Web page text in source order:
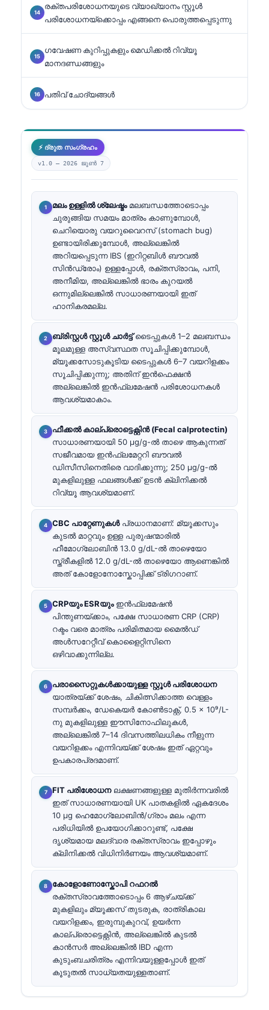
രക്തപരിശോധനയുടെ വ്യാഖ്യാനം സ്റ്റൂൾ
പരിശോധനയ്ക്കൊപ്പം എങ്ങനെ പൊരുത്തപ്പെടുന്നു
ഗവേഷണ കുറിപ്പുകളും മെഡിക്കൽ റിവ്യൂ
മാനദണ്ഡങ്ങളും
പതിവ് ചോദ്യങ്ങൾ
⚡ ദ്രുത സംഗ്രഹം
v1.0 — 2026 ജൂൺ 7
മലം ഉള്ളിൽ ശ്ലേഷ്മംമലബന്ധത്തോടൊപ്പം
ചുരുങ്ങിയ സമയം മാത്രം കാണുമ്പോൾ,
ചെറിയൊരു വയറുവൈറസ് (stomach bug)
ഉണ്ടായിരിക്കുമ്പോൾ, അല്ലെങ്കിൽ
അറിയപ്പെടുന്ന IBS (ഇറിറ്റബിൾ ബൗവൽ
സിൻഡ്രോം) ഉള്ളപ്പോൾ, രക്തസ്രാവം, പനി,
അനീമിയ, അല്ലെങ്കിൽ ഭാരം കുറയൽ
ഒന്നുമില്ലെങ്കിൽ സാധാരണയായി ഇത്
ഹാനികരമല്ല.
ബ്രിസ്റ്റൾ സ്റ്റൂൾ ചാർട്ട്ടൈപ്പുകൾ 1–2 മലബന്ധം
മൂലമുള്ള അസ്വസ്ഥത സൂചിപ്പിക്കുമ്പോൾ,
മ്യൂക്കസോടുകൂടിയ ടൈപ്പുകൾ 6–7 വയറിളക്കം
സൂചിപ്പിക്കുന്നു; അതിന് ഇൻഫെക്ഷൻ
അല്ലെങ്കിൽ ഇൻഫ്ലമേഷൻ പരിശോധനകൾ
ആവശ്യമാകാം.
ഫീക്കൽ കാല്പ്രൊട്ടെക്റ്റിൻ (Fecal calprotectin)
സാധാരണയായി 50 µg/g-ൽ താഴെ ആകുന്നത്
സജീവമായ ഇൻഫ്ലമേറ്ററി ബൗവൽ
ഡിസീസിനെതിരെ വാദിക്കുന്നു; 250 µg/g-ൽ
മുകളിലുള്ള ഫലങ്ങൾക്ക് ഉടൻ ക്ലിനിക്കൽ
റിവ്യൂ ആവശ്യമാണ്.
CBC പാറ്റേണുകൾപ്രധാനമാണ്: മ്യൂക്കസും
കുടൽ മാറ്റവും ഉള്ള പുരുഷന്മാരിൽ
ഹീമോഗ്ലോബിൻ 13.0 g/dL-ൽ താഴെയോ
സ്ത്രീകളിൽ 12.0 g/dL-ൽ താഴെയോ ആണെങ്കിൽ
അത് കോളോനോസ്കോപ്പിക്ക് ട്രിഗറാണ്.
CRPയും ESRയുംഇൻഫ്ലമേഷൻ
പിന്തുണയ്ക്കാം, പക്ഷേ സാധാരണ CRP (CRP)
റക്ടം വരെ മാത്രം പരിമിതമായ മൈൽഡ്
അൾസറേറ്റീവ് കൊളൈറ്റിസിനെ
ഒഴിവാക്കുന്നില്ല.
പരാസൈറ്റുകൾക്കായുള്ള സ്റ്റൂൾ പരിശോധന
യാത്രയ്ക്ക് ശേഷം, ചികിത്സിക്കാത്ത വെള്ളം
സമ്പർക്കം, ഡേകെയർ കോൺടാക്റ്റ്, 0.5 × 10⁹/L-
നു മുകളിലുള്ള ഈസിനോഫിലുകൾ,
അല്ലെങ്കിൽ 7–14 ദിവസത്തിലധികം നീളുന്ന
വയറിളക്കം എന്നിവയ്ക്ക് ശേഷം ഇത് ഏറ്റവും
ഉപകാരപ്രദമാണ്.
FIT പരിശോധനലക്ഷണങ്ങളുള്ള മുതിർന്നവരിൽ
ഇത് സാധാരണയായി UK പാതകളിൽ ഏകദേശം
10 µg ഹെമോഗ്ലോബിൻ/ഗ്രാം മലം എന്ന
പരിധിയിൽ ഉപയോഗിക്കാറുണ്ട്, പക്ഷേ
ദൃശ്യമായ മലദ്വാര രക്തസ്രാവം ഇപ്പോഴും
ക്ലിനിക്കൽ വിധിനിർണയം ആവശ്യമാണ്.
കോളോണോസ്കോപി റഫറൽ
രക്തസ്രാവത്തോടൊപ്പം 6 ആഴ്ചയ്ക്ക്
മുകളിലും മ്യൂക്കസ് തുടരുക, രാത്രികാല
വയറിളക്കം, ഇരുമ്പുകുറവ്, ഉയർന്ന
കാല്പ്രൊട്ടെക്റ്റിൻ, അല്ലെങ്കിൽ കുടൽ
കാൻസർ അല്ലെങ്കിൽ IBD എന്ന
കുടുംബചരിത്രം എന്നിവയുള്ളപ്പോൾ ഇത്
കൂടുതൽ സാധ്യതയുള്ളതാണ്.